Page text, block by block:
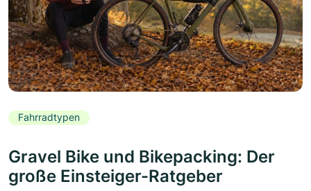
Fahrradtypen
Gravel Bike und Bikepacking: Der
große Einsteiger-Ratgeber